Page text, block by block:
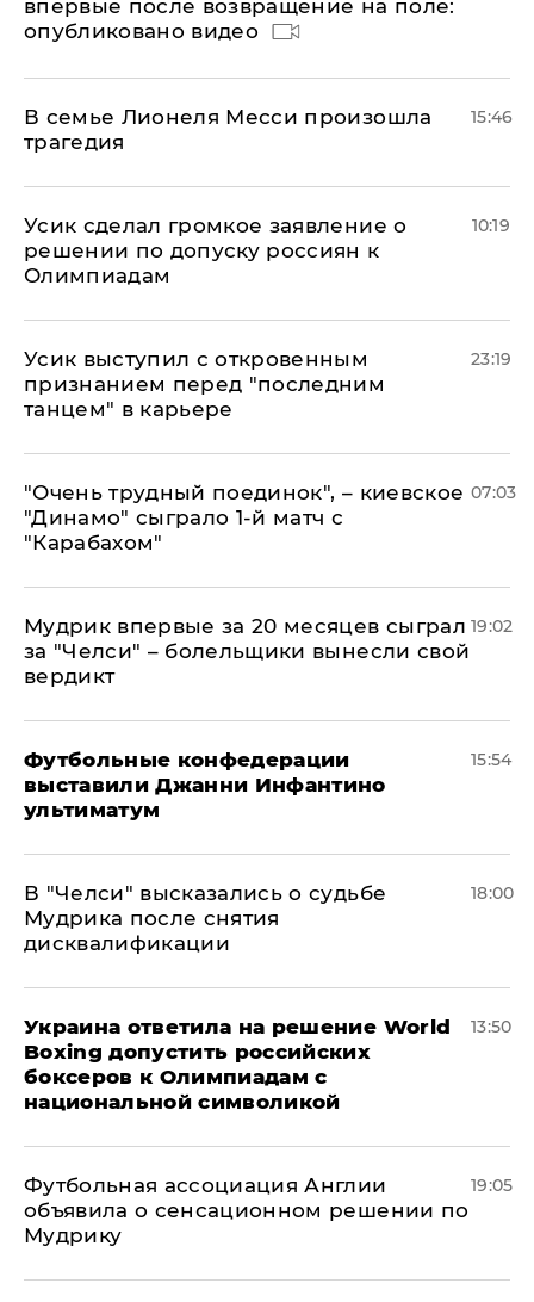
впервые после возвращение на поле:
опубликовано видео
В семье Лионеля Месси произошла
трагедия
15:46
Усик сделал громкое заявление о
решении по допуску россиян к
Олимпиадам
10:19
Усик выступил с откровенным
признанием перед "последним
танцем" в карьере
23:19
"Очень трудный поединок", – киевское
"Динамо" сыграло 1-й матч с
"Карабахом"
07:03
Мудрик впервые за 20 месяцев сыграл
за "Челси" – болельщики вынесли свой
вердикт
19:02
Футбольные конфедерации
выставили Джанни Инфантино
ультиматум
15:54
В "Челси" высказались о судьбе
Мудрика после снятия
дисквалификации
18:00
Украина ответила на решение World
Boxing допустить российских
боксеров к Олимпиадам с
национальной символикой
13:50
Футбольная ассоциация Англии
объявила о сенсационном решении по
Мудрику
19:05